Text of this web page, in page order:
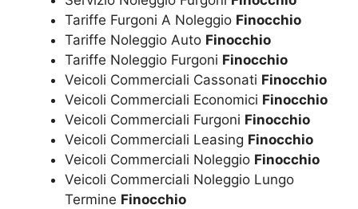
Tariffe Furgoni A Noleggio Finocchio
Tariffe Noleggio Auto Finocchio
Tariffe Noleggio Furgoni Finocchio
Veicoli Commerciali Cassonati Finocchio
Veicoli Commerciali Economici Finocchio
Veicoli Commerciali Furgoni Finocchio
Veicoli Commerciali Leasing Finocchio
Veicoli Commerciali Noleggio Finocchio
Veicoli Commerciali Noleggio Lungo
Termine Finocchio